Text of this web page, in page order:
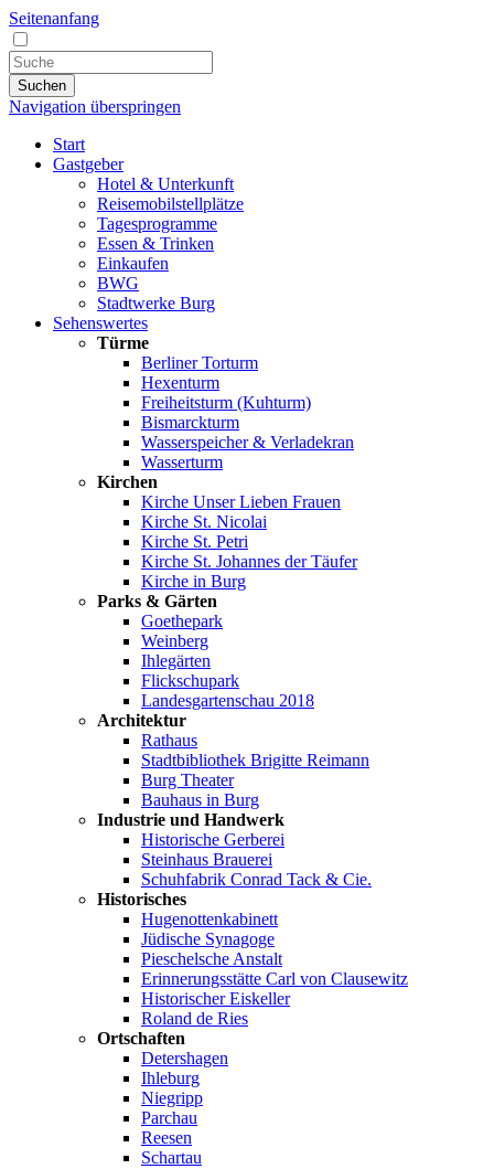
Seitenanfang
Suchen
Navigation überspringen
Start
Gastgeber
Hotel & Unterkunft
Reisemobilstellplätze
Tagesprogramme
Essen & Trinken
Einkaufen
BWG
Stadtwerke Burg
Sehenswertes
Türme
Berliner Torturm
Hexenturm
Freiheitsturm (Kuhturm)
Bismarckturm
Wasserspeicher & Verladekran
Wasserturm
Kirchen
Kirche Unser Lieben Frauen
Kirche St. Nicolai
Kirche St. Petri
Kirche St. Johannes der Täufer
Kirche in Burg
Parks & Gärten
Goethepark
Weinberg
Ihlegärten
Flickschupark
Landesgartenschau 2018
Architektur
Rathaus
Stadtbibliothek Brigitte Reimann
Burg Theater
Bauhaus in Burg
Industrie und Handwerk
Historische Gerberei
Steinhaus Brauerei
Schuhfabrik Conrad Tack & Cie.
Historisches
Hugenottenkabinett
Jüdische Synagoge
Pieschelsche Anstalt
Erinnerungsstätte Carl von Clausewitz
Historischer Eiskeller
Roland de Ries
Ortschaften
Detershagen
Ihleburg
Niegripp
Parchau
Reesen
Schartau